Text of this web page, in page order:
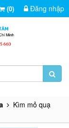
(0) Đăng nhập
Kìm mỏ quạ